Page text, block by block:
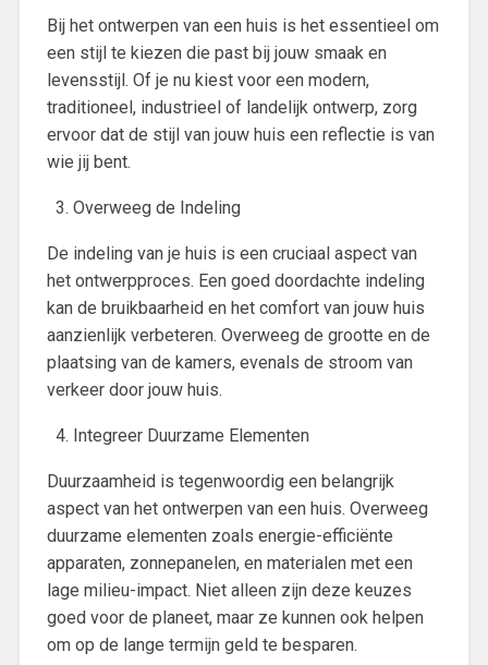
Bij het ontwerpen van een huis is het essentieel om
een stijl te kiezen die past bij jouw smaak en
levensstijl. Of je nu kiest voor een modern,
traditioneel, industrieel of landelijk ontwerp, zorg
ervoor dat de stijl van jouw huis een reflectie is van
wie jij bent.
Overweeg de Indeling
De indeling van je huis is een cruciaal aspect van
het ontwerpproces. Een goed doordachte indeling
kan de bruikbaarheid en het comfort van jouw huis
aanzienlijk verbeteren. Overweeg de grootte en de
plaatsing van de kamers, evenals de stroom van
verkeer door jouw huis.
Integreer Duurzame Elementen
Duurzaamheid is tegenwoordig een belangrijk
aspect van het ontwerpen van een huis. Overweeg
duurzame elementen zoals energie-efficiënte
apparaten, zonnepanelen, en materialen met een
lage milieu-impact. Niet alleen zijn deze keuzes
goed voor de planeet, maar ze kunnen ook helpen
om op de lange termijn geld te besparen.